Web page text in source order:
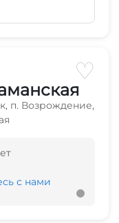
♡
п. Возрождение,
с нами